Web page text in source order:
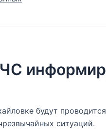
будут
ситуаций.